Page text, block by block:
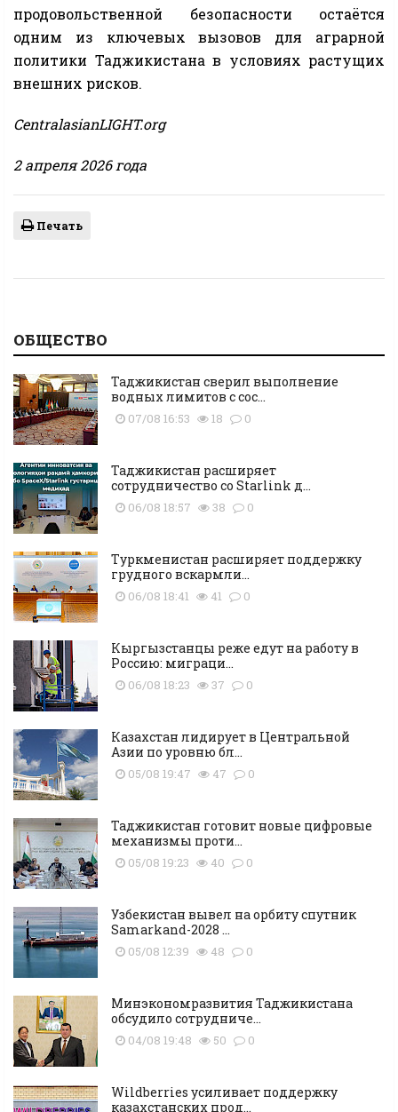
продовольственной безопасности остаётся
одним из ключевых вызовов для аграрной
политики Таджикистана в условиях растущих
внешних рисков.
CentralasianLIGHT.org
2 апреля 2026 года
Печать
ОБЩЕСТВО
Таджикистан сверил выполнение
водных лимитов с сос...
07/08 16:53 18 0
Таджикистан расширяет
сотрудничество со Starlink д...
06/08 18:57 38 0
Туркменистан расширяет поддержку
грудного вскармли...
06/08 18:41 41 0
Кыргызстанцы реже едут на работу в
Россию: миграци...
06/08 18:23 37 0
Казахстан лидирует в Центральной
Азии по уровню бл...
05/08 19:47 47 0
Таджикистан готовит новые цифровые
механизмы проти...
05/08 19:23 40 0
Узбекистан вывел на орбиту спутник
Samarkand-2028 ...
05/08 12:39 48 0
Минэкономразвития Таджикистана
обсудило сотрудниче...
04/08 19:48 50 0
Wildberries усиливает поддержку
казахстанских прод...